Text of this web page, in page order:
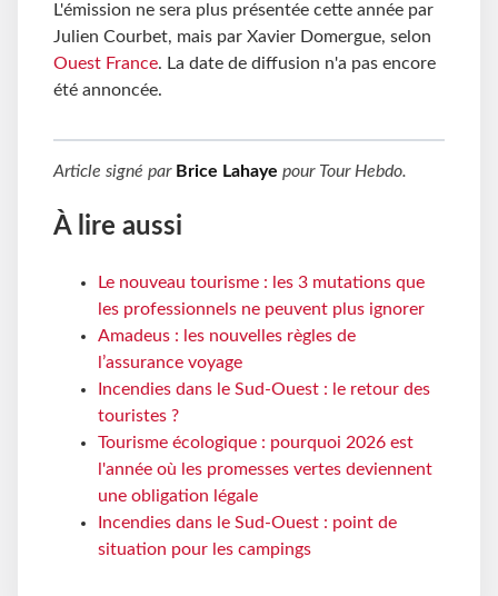
L'émission ne sera plus présentée cette année par
Julien Courbet, mais par Xavier Domergue, selon
Ouest France. La date de diffusion n'a pas encore
été annoncée.
Article signé par Brice Lahaye pour Tour Hebdo.
À lire aussi
Le nouveau tourisme : les 3 mutations que
les professionnels ne peuvent plus ignorer
Amadeus : les nouvelles règles de
l’assurance voyage
Incendies dans le Sud-Ouest : le retour des
touristes ?
Tourisme écologique : pourquoi 2026 est
l'année où les promesses vertes deviennent
une obligation légale
Incendies dans le Sud-Ouest : point de
situation pour les campings